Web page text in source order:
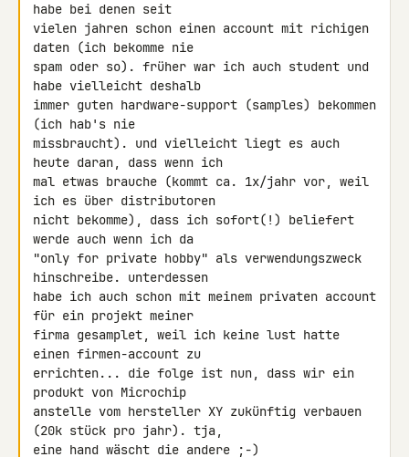
habe bei denen seit
vielen jahren schon einen account mit richigen
daten (ich bekomme nie
spam oder so). früher war ich auch student und
habe vielleicht deshalb
immer guten hardware-support (samples) bekommen
(ich hab's nie
missbraucht). und vielleicht liegt es auch
heute daran, dass wenn ich
mal etwas brauche (kommt ca. 1x/jahr vor, weil
ich es über distributoren
nicht bekomme), dass ich sofort(!) beliefert
werde auch wenn ich da
"only for private hobby" als verwendungszweck
hinschreibe. unterdessen
habe ich auch schon mit meinem privaten account
für ein projekt meiner
firma gesamplet, weil ich keine lust hatte
einen firmen-account zu
errichten... die folge ist nun, dass wir ein
produkt von Microchip
anstelle vom hersteller XY zukünftig verbauen
(20k stück pro jahr). tja,
eine hand wäscht die andere ;-)